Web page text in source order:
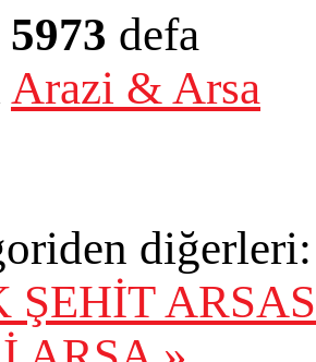
5973 defa
Arazi & Arsa
diğerleri:
ŞEHİT